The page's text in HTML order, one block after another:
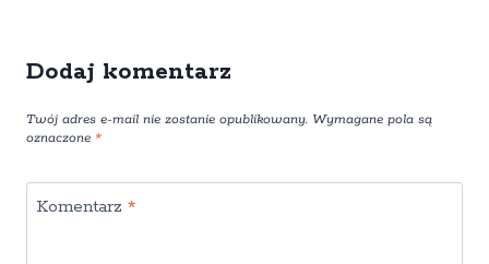
Dodaj komentarz
Twój adres e-mail nie zostanie opublikowany. Wymagane pola są
oznaczone *
Komentarz *